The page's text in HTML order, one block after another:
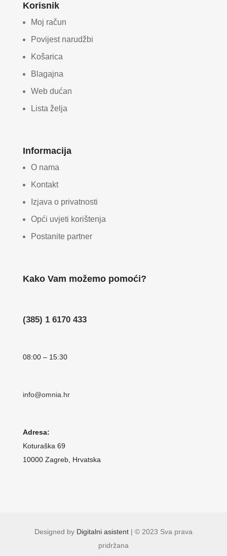
Korisnik
Moj račun
Povijest narudžbi
Košarica
Blagajna
Web dućan
Lista želja
Informacija
O nama
Kontakt
Izjava o privatnosti
Opći uvjeti korištenja
Postanite partner
Kako Vam možemo pomoći?
(385) 1 6170 433
08:00 – 15:30
info@omnia.hr
Adresa:
Koturaška 69
10000 Zagreb, Hrvatska
Designed by Digitalni asistent| © 2023 Sva prava
pridržana